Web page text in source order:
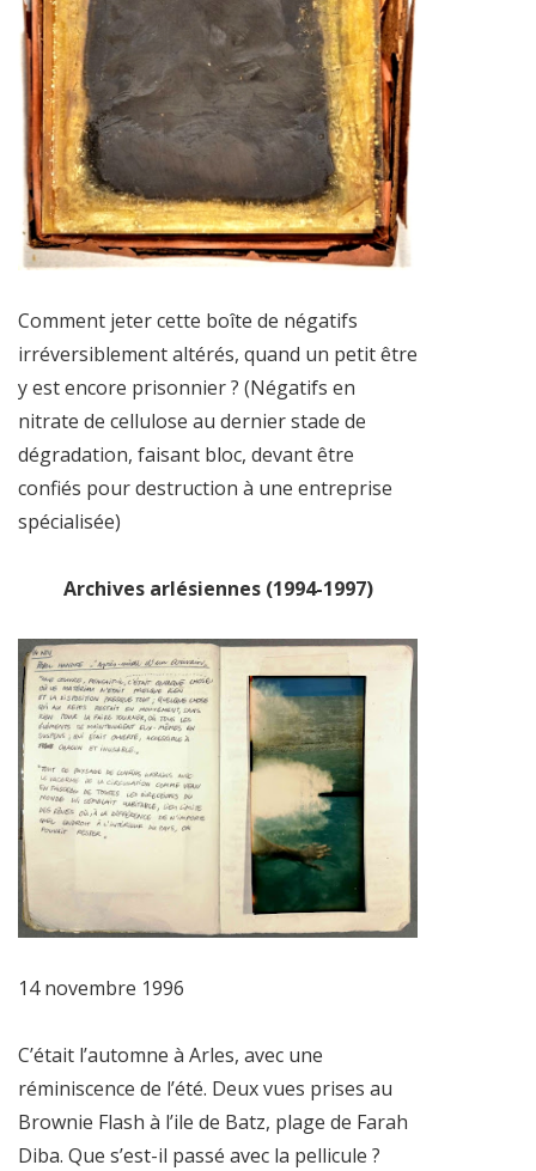
Comment jeter cette boîte de négatifs
irréversiblement altérés, quand un petit être
y est encore prisonnier ? (Négatifs en
nitrate de cellulose au dernier stade de
dégradation, faisant bloc, devant être
confiés pour destruction à une entreprise
spécialisée)
Archives arlésiennes (1994-1997)
14 novembre 1996
C’était l’automne à Arles, avec une
réminiscence de l’été. Deux vues prises au
Brownie Flash à l’ile de Batz, plage de Farah
Diba. Que s’est-il passé avec la pellicule ?